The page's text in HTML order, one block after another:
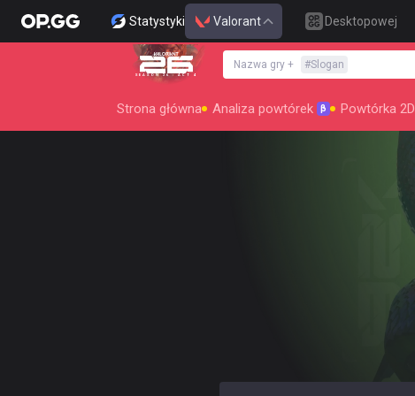
Statystyki Valorant Desktopowej
SEASON 26 : ACT 4
Nazwa gry + #Slogan
Strona główna Analiza powtórek β Powtórka 2D